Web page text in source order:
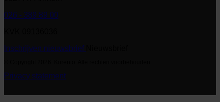
026 - 389 89 00
Inschrijven nieuwsbrief
Privacy statement